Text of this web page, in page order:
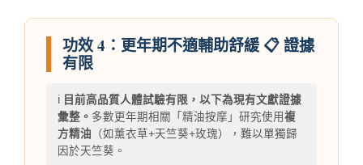
功效 4：更年期不適輔助舒緩 📋 證據
有限
ℹ️ 目前高品質人體試驗有限，以下為現有文獻證據
彙整。 多數更年期相關「精油按摩」研究使用 複
方精油 （如薰衣草+天竺葵+玫瑰），難以單獨歸
因於天竺葵。